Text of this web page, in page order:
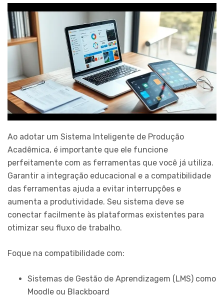
Ao adotar um Sistema Inteligente de Produção
Acadêmica, é importante que ele funcione
perfeitamente com as ferramentas que você já utiliza.
Garantir a integração educacional e a compatibilidade
das ferramentas ajuda a evitar interrupções e
aumenta a produtividade. Seu sistema deve se
conectar facilmente às plataformas existentes para
otimizar seu fluxo de trabalho.
Foque na compatibilidade com:
Sistemas de Gestão de Aprendizagem (LMS) como
Moodle ou Blackboard